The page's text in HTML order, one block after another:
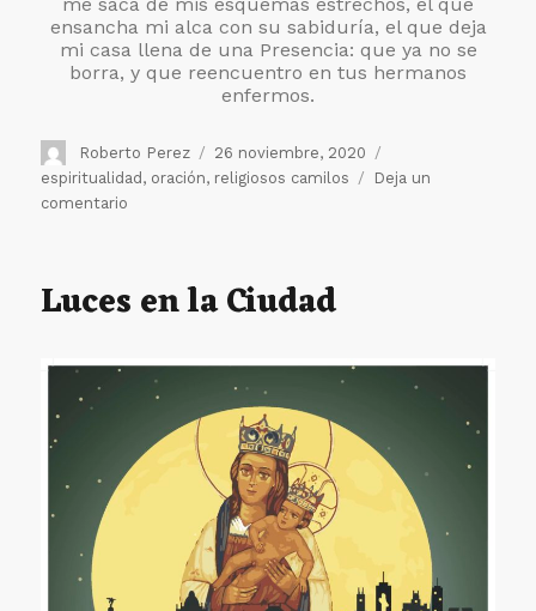
ensancha mi alca con su sabiduría, el que deja
mi casa llena de una Presencia: que ya no se
borra, y que reencuentro en tus hermanos
enfermos.
Autor
Roberto Perez
Publicado
el
26 noviembre, 2020
espiritualidad , oración, religiosos camilos
Deja un
comentario
Espiritual
Luces en la Ciudad